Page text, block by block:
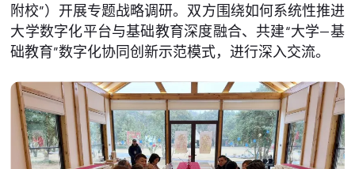
关于我们
附校”）开展专题战略调研。双方围绕如何系统性推进
大学数字化平台与基础教育深度融合、共建“大学—基
础教育”数字化协同创新示范模式，进行深入交流。